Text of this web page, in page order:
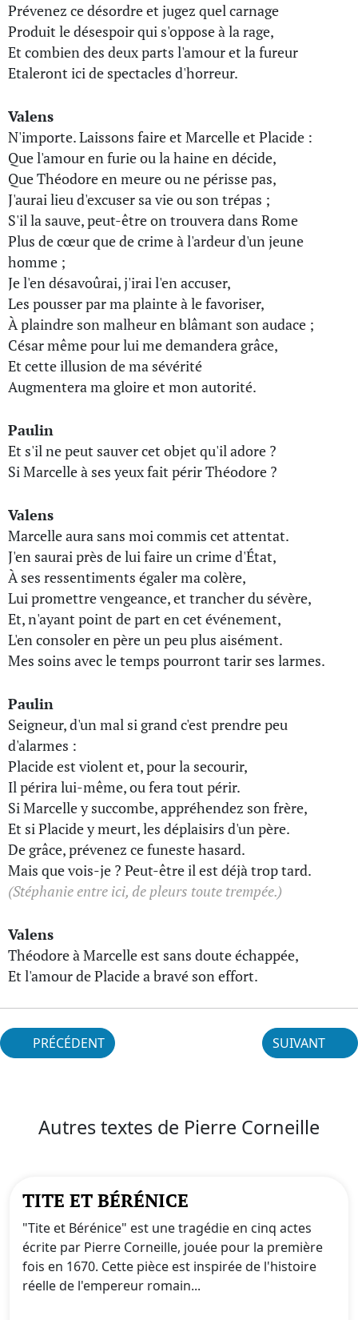
Prévenez ce désordre et jugez quel carnage
Produit le désespoir qui s'oppose à la rage,
Et combien des deux parts l'amour et la fureur
Etaleront ici de spectacles d'horreur.
Valens
N'importe. Laissons faire et Marcelle et Placide :
Que l'amour en furie ou la haine en décide,
Que Théodore en meure ou ne périsse pas,
J'aurai lieu d'excuser sa vie ou son trépas ;
S'il la sauve, peut-être on trouvera dans Rome
Plus de cœur que de crime à l'ardeur d'un jeune
homme ;
Je l'en désavoûrai, j'irai l'en accuser,
Les pousser par ma plainte à le favoriser,
À plaindre son malheur en blâmant son audace ;
César même pour lui me demandera grâce,
Et cette illusion de ma sévérité
Augmentera ma gloire et mon autorité.
Paulin
Et s'il ne peut sauver cet objet qu'il adore ?
Si Marcelle à ses yeux fait périr Théodore ?
Valens
Marcelle aura sans moi commis cet attentat.
J'en saurai près de lui faire un crime d'État,
À ses ressentiments égaler ma colère,
Lui promettre vengeance, et trancher du sévère,
Et, n'ayant point de part en cet événement,
L'en consoler en père un peu plus aisément.
Mes soins avec le temps pourront tarir ses larmes.
Paulin
Seigneur, d'un mal si grand c'est prendre peu
d'alarmes :
Placide est violent et, pour la secourir,
Il périra lui-même, ou fera tout périr.
Si Marcelle y succombe, appréhendez son frère,
Et si Placide y meurt, les déplaisirs d'un père.
De grâce, prévenez ce funeste hasard.
Mais que vois-je ? Peut-être il est déjà trop tard.
(Stéphanie entre ici, de pleurs toute trempée.)
Valens
Théodore à Marcelle est sans doute échappée,
Et l'amour de Placide a bravé son effort.
PRÉCÉDENT SUIVANT
Autres textes de Pierre Corneille
TITE ET BÉRÉNICE
"Tite et Bérénice" est une tragédie en cinq actes
écrite par Pierre Corneille, jouée pour la première
fois en 1670. Cette pièce est inspirée de l'histoire
réelle de l'empereur romain...